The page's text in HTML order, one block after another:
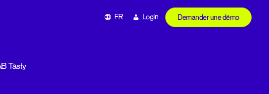
Demander une démo
Login
FR
Tasty